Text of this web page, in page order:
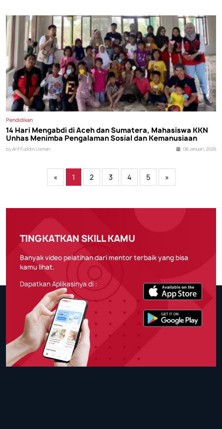
Pendidikan
14 Hari Mengabdi di Aceh dan Sumatera, Mahasiswa KKN
Unhas Menimba Pengalaman Sosial dan Kemanusiaan
by Arif Fuddin Usman 06 Januari, 2026
« 1 2 3 4 5 »
TINGKATKAN SKILL KAMU
Banyak video pelatihan dari mentor terbaik yang bisa
kamu lihat.
Dapatkan Aplikasinya di :